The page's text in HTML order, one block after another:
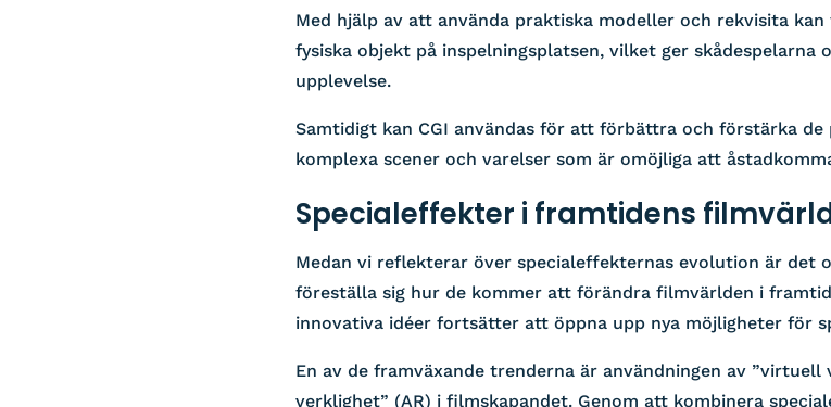
Med hjälp av att använda praktiska modeller och rekvisita
fysiska objekt på inspelningsplatsen, vilket ger skådespelarna
upplevelse.
Samtidigt kan CGI användas för att förbättra och förstärka
komplexa scener och varelser som är omöjliga att
Specialeffekter i framtidens
Medan vi reflekterar över specialeffekternas evolution är det
föreställa sig hur de kommer att förändra filmvärlden i
innovativa idéer fortsätter att öppna upp nya möjligheter för
En av de framväxande trenderna är användningen av
verklighet” (AR) i filmskapandet. Genom att kombinera